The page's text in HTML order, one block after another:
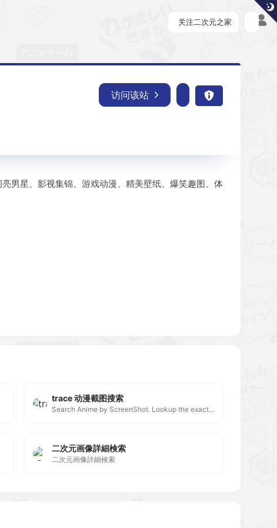
关注二次元之家
访问该站
男星、影视集锦、游戏动漫、精美壁纸、爆笑趣图、体
trace 动漫截图搜索
Search Anime by ScreenShot. Lookup the exact moment and the episode.
二次元画像詳細検索
二次元画像詳細検索